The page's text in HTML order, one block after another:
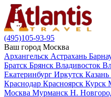
(495)105-93-95
Ваш город Москва
Архангельск Астрахань
Братск Брянск Владивосток
Екатеринбург Иркутск Казань
Краснодар Красноярск Курск
Москва Мурманск Н.